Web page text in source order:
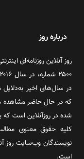
درباره روز
در سال‌های اخیر
که در حال حاضر مشاهده
شده در روزآنلاین است که
کلیه حقوق معنوی
نویسندگان وب‌سایت روز
است.